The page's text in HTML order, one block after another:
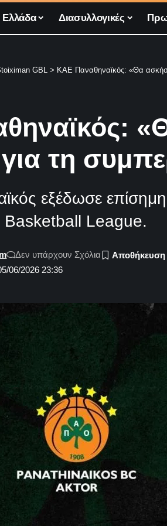
Ελλάδα Διασυλλογικές
GBL > ΚΑΕ Παναθηναϊκός: «Θα
τη
εξέδωσε επίσημη
League.
06/2026 23:36
Δεν υπάρχουν Σχόλια